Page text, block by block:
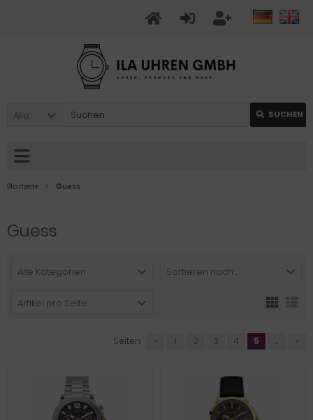
Alle SUCHEN
Startseite Guess
Guess
Alle Kategorien Sortieren nach ...
Artikel pro Seite
Seiten: « 1 2 3 4 5 ... »